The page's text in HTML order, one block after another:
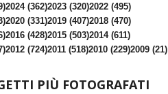
2024 (362)2023 (320)2022 (495)
2020 (331)2019 (407)2018 (470)
2016 (428)2015 (503)2014 (611)
2012 (724)2011 (518)2010 (229)2009 (21)
PIÙ FOTOGRAFATI